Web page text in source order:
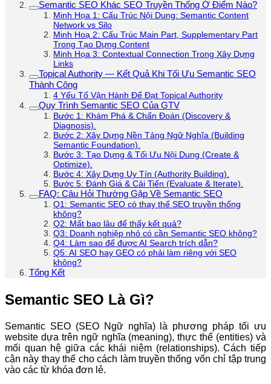
Semantic SEO Khác SEO Truyền Thống Ở Điểm Nào?
Minh Họa 1: Cấu Trúc Nội Dung: Semantic Content
Network vs Silo
Minh Hoạ 2: Cấu Trúc Main Part, Supplementary Part
Trong Tạo Dựng Content
Minh Họa 3: Contextual Connection Trong Xây Dựng
Links
Topical Authority — Kết Quả Khi Tối Ưu Semantic SEO
Thành Công
4 Yếu Tố Vận Hành Để Đạt Topical Authority
Quy Trình Semantic SEO Của GTV
Bước 1: Khám Phá & Chẩn Đoán (Discovery &
Diagnosis).
Bước 2: Xây Dựng Nền Tảng Ngữ Nghĩa (Building
Semantic Foundation).
Bước 3: Tạo Dựng & Tối Ưu Nội Dung (Create &
Optimize).
Bước 4: Xây Dựng Uy Tín (Authority Building).
Bước 5: Đánh Giá & Cải Tiến (Evaluate & Iterate).
FAQ: Câu Hỏi Thường Gặp Về Semantic SEO
Q1: Semantic SEO có thay thế SEO truyền thống
không?
Q2: Mất bao lâu để thấy kết quả?
Q3: Doanh nghiệp nhỏ có cần Semantic SEO không?
Q4: Làm sao để được AI Search trích dẫn?
Q5: AI SEO hay GEO có phải làm riêng với SEO
không?
Tổng Kết
Semantic SEO Là Gì?
Semantic SEO (SEO Ngữ nghĩa) là phương pháp tối ưu
website dựa trên ngữ nghĩa (meaning), thực thể (entities) và
mối quan hệ giữa các khái niệm (relationships). Cách tiếp
cận này thay thế cho cách làm truyền thống vốn chỉ tập trung
vào các từ khóa đơn lẻ.